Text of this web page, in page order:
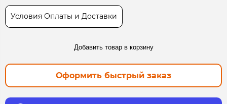
Условия Оплаты и Доставки
Добавить товар в корзину
Оформить быстрый заказ